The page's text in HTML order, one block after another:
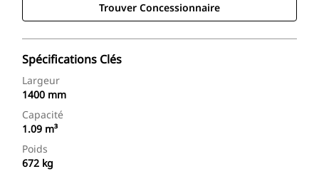
Trouver Concessionnaire
Spécifications Clés
Largeur
1400 mm
Capacité
1.09 m³
Poids
672 kg